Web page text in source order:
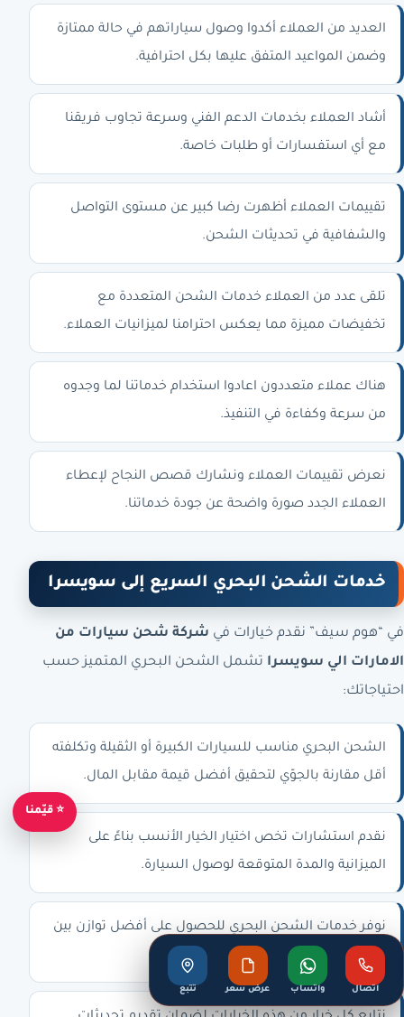
العديد من العملاء أكدوا وصول سياراتهم في حالة ممتازة
وضمن المواعيد المتفق عليها بكل احترافية.
أشاد العملاء بخدمات الدعم الفني وسرعة تجاوب فريقنا
مع أي استفسارات أو طلبات خاصة.
تقييمات العملاء أظهرت رضا كبير عن مستوى التواصل
والشفافية في تحديثات الشحن.
تلقى عدد من العملاء خدمات الشحن المتعددة مع
تخفيضات مميزة مما يعكس احترامنا لميزانيات العملاء.
هناك عملاء متعددون اعادوا استخدام خدماتنا لما وجدوه
من سرعة وكفاءة في التنفيذ.
نعرض تقييمات العملاء ونشارك قصص النجاح لإعطاء
العملاء الجدد صورة واضحة عن جودة خدماتنا.
خدمات الشحن البحري السريع إلى سويسرا
في “هوم سيف” نقدم خيارات في شركة شحن سيارات من
الامارات الي سويسرا تشمل الشحن البحري المتميز حسب
احتياجاتك:
الشحن البحري مناسب للسيارات الكبيرة أو الثقيلة وتكلفته
أقل مقارنة بالجوّي لتحقيق أفضل قيمة مقابل المال.
نقدم استشارات تخص اختيار الخيار الأنسب بناءً على
الميزانية والمدة المتوقعة لوصول السيارة.
نوفر خدمات الشحن البحري للحصول على أفضل توازن بين
التكلفة والسرعة.
اتصال واتساب عرض سعر تتبع
⭐ قيّمنا